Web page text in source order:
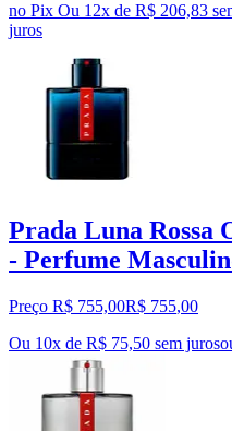
no Pix Ou 12x de R$ 206,83
juros
Prada Luna Rossa
- Perfume
Preço R$ 755,00R$ 755,00
Ou 10x de R$ 75,50 sem juros